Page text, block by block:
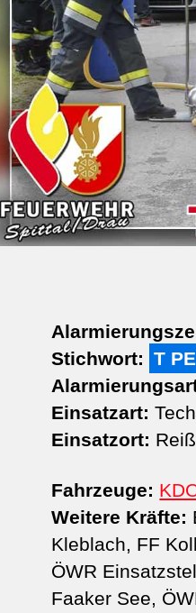
Stichwort: T
Einsatzart:
Einsatzort:
Fahrzeuge:
Weitere Kräfte:
Kleblach, FF
ÖWR
Faaker See,